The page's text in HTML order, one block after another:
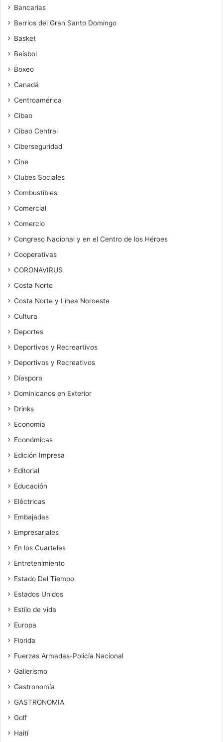
Bancarias
Barrios del Gran Santo Domingo
Basket
Beísbol
Boxeo
Canadá
Centroamérica
Cibao
Cibao Central
Ciberseguridad
Cine
Clubes Sociales
Combustibles
Comercial
Comercio
Congreso Nacional y en el Centro de los Héroes
Cooperativas
CORONAVIRUS
Costa Norte
Costa Norte y Línea Noroeste
Cultura
Deportes
Deportivos y Recreartivos
Deportivos y Recreativos
Díaspora
Dominicanos en Exterior
Drinks
Economia
Económicas
Edición Impresa
Editorial
Educación
Eléctricas
Embajadas
Empresariales
En los Cuarteles
Entretenimiento
Estado Del Tiempo
Estados Unidos
Estilo de vida
Europa
Florida
Fuerzas Armadas-Policía Nacional
Gallerismo
Gastronomía
GASTRONOMIA
Golf
Haití